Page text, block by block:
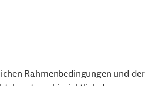
Rahmenbedingungen und der